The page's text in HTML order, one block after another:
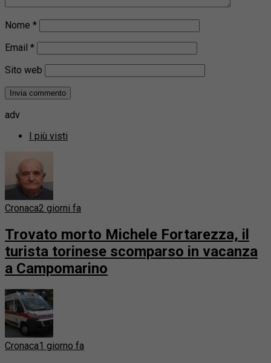
Nome *
Email *
Sito web
adv
I più visti
Cronaca2 giorni fa
Trovato morto Michele Fortarezza, il
turista torinese scomparso in vacanza
a Campomarino
Cronaca1 giorno fa